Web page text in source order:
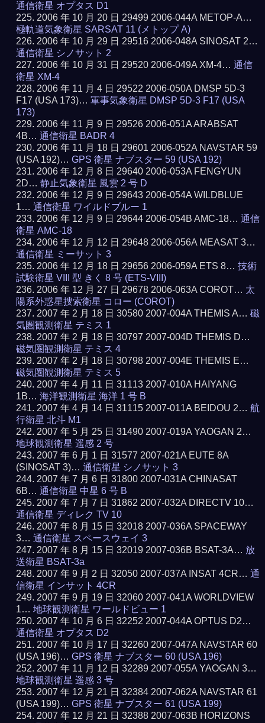
通信衛星 オプタス D1
2006 年 10 月 20 日 29499 2006-044A METOP-A…
極軌道気象衛星 SARSAT 11 (メトップ A)
2006 年 10 月 29 日 29516 2006-048A SINOSAT 2…
通信衛星 シノサット 2
2006 年 10 月 31 日 29520 2006-049A XM-4…通信
衛星 XM-4
2006 年 11 月 4 日 29522 2006-050A DMSP 5D-3
F17 (USA 173)…軍事気象衛星 DMSP 5D-3 F17 (USA
173)
2006 年 11 月 9 日 29526 2006-051A ARABSAT
4B…通信衛星 BADR 4
2006 年 11 月 18 日 29601 2006-052A NAVSTAR 59
(USA 192)…GPS 衛星 ナブスター 59 (USA 192)
2006 年 12 月 8 日 29640 2006-053A FENGYUN
2D…静止気象衛星 風雲 2 号 D
2006 年 12 月 9 日 29643 2006-054A WILDBLUE
1…通信衛星 ワイルドブルー 1
2006 年 12 月 9 日 29644 2006-054B AMC-18…通信
衛星 AMC-18
2006 年 12 月 12 日 29648 2006-056A MEASAT 3…
通信衛星 ミーサット 3
2006 年 12 月 18 日 29656 2006-059A ETS 8…技術
試験衛星 VIII 型 きく 8 号 (ETS-VIII)
2006 年 12 月 27 日 29678 2006-063A COROT… 太
陽系外惑星捜索衛星 コロー (COROT)
2007 年 2 月 18 日 30580 2007-004A THEMIS A…磁
気圏観測衛星 テミス 1
2007 年 2 月 18 日 30797 2007-004D THEMIS D…
磁気圏観測衛星 テミス 4
2007 年 2 月 18 日 30798 2007-004E THEMIS E…
磁気圏観測衛星 テミス 5
2007 年 4 月 11 日 31113 2007-010A HAIYANG
1B…海洋観測衛星 海洋 1 号 B
2007 年 4 月 14 日 31115 2007-011A BEIDOU 2…航
行衛星 北斗 M1
2007 年 5 月 25 日 31490 2007-019A YAOGAN 2…
地球観測衛星 遥感 2 号
2007 年 6 月 1 日 31577 2007-021A EUTE 8A
(SINOSAT 3)…通信衛星 シノサット 3
2007 年 7 月 6 日 31800 2007-031A CHINASAT
6B…通信衛星 中星 6 号 B
2007 年 7 月 7 日 31862 2007-032A DIRECTV 10…
通信衛星 ディレク TV 10
2007 年 8 月 15 日 32018 2007-036A SPACEWAY
3…通信衛星 スペースウェイ 3
2007 年 8 月 15 日 32019 2007-036B BSAT-3A… 放
送衛星 BSAT-3a
2007 年 9 月 2 日 32050 2007-037A INSAT 4CR…通
信衛星 インサット 4CR
2007 年 9 月 19 日 32060 2007-041A WORLDVIEW
1…地球観測衛星 ワールドビュー 1
2007 年 10 月 6 日 32252 2007-044A OPTUS D2…
通信衛星 オプタス D2
2007 年 10 月 17 日 32260 2007-047A NAVSTAR 60
(USA 196)…GPS 衛星 ナブスター 60 (USA 196)
2007 年 11 月 12 日 32289 2007-055A YAOGAN 3…
地球観測衛星 遥感 3 号
2007 年 12 月 21 日 32384 2007-062A NAVSTAR 61
(USA 199)…GPS 衛星 ナブスター 61 (USA 199)
2007 年 12 月 21 日 32388 2007-063B HORIZONS